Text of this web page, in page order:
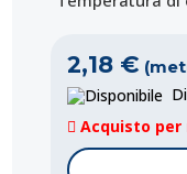
2,18 €
Acquisto per